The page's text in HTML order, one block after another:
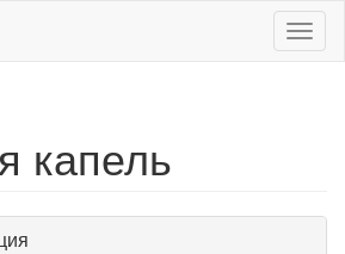
капель